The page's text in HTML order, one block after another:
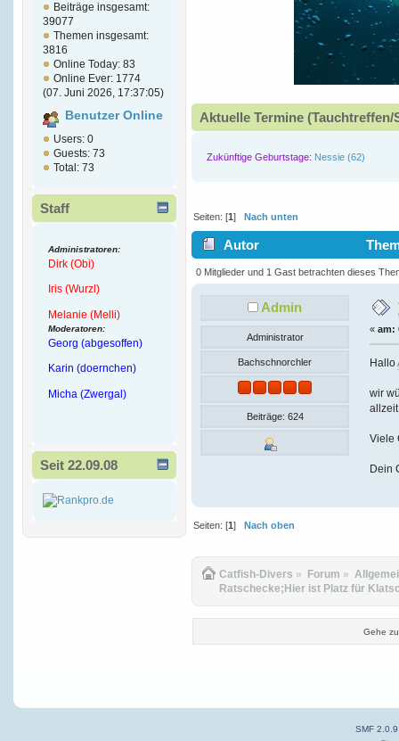
Beiträge insgesamt:
39077
Themen insgesamt:
3816
Online Today: 83
Online Ever: 1774
(07. Juni 2026, 17:37:05)
Benutzer Online
Users: 0
Guests: 73
Total: 73
Staff
Administratoren:
Dirk (Obi)
Iris (Wurzl)
Melanie (Melli)
Moderatoren:
Georg (abgesoffen)
Karin (doernchen)
Micha (Zwergal)
Seit 22.09.08
Aktuelle Termine
Zukünftige Geburtstage: Nessie (62)
Seiten: [1]Nach unten
Autor
(Gelesen 5731 mal)
0 Mitglieder und 1 Gast betrachten dieses
Admin
Administrator
Bachschnorchler
Beiträge: 624
« am:
Hallo
wir
Viele
Dein
Seiten: [1] Nach oben
Catfish-Divers » Forum »
Ratschecke;Hier ist Platz für
Gehe
SMF 2.0.9